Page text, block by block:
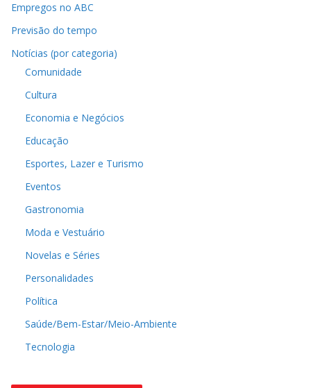
Empregos no ABC
Previsão do tempo
Notícias (por categoria)
Comunidade
Cultura
Economia e Negócios
Educação
Esportes, Lazer e Turismo
Eventos
Gastronomia
Moda e Vestuário
Novelas e Séries
Personalidades
Política
Saúde/Bem-Estar/Meio-Ambiente
Tecnologia